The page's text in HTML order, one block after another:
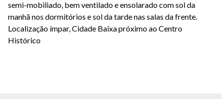
semi-mobiliado, bem ventilado e ensolarado com sol da
manhã nos dormitórios e sol da tarde nas salas da frente.
Localização ímpar, Cidade Baixa próximo ao Centro
Histórico